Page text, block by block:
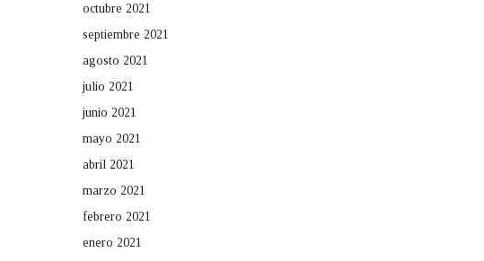
octubre 2021
septiembre 2021
agosto 2021
julio 2021
junio 2021
mayo 2021
abril 2021
marzo 2021
febrero 2021
enero 2021